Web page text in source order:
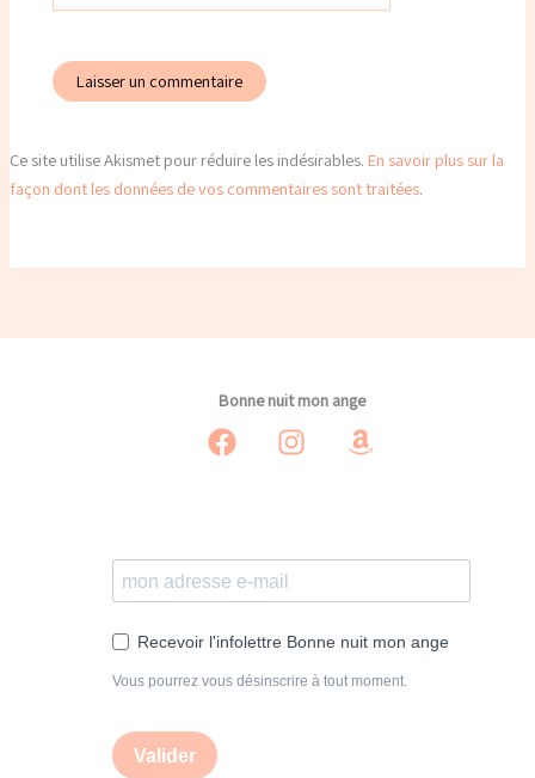
Ce site utilise Akismet pour réduire les indésirables. En savoir plus sur la
façon dont les données de vos commentaires sont traitées.
Bonne nuit mon ange
Recevoir l'infolettre Bonne nuit mon ange
Vous pourrez vous désinscrire à tout moment.
Valider